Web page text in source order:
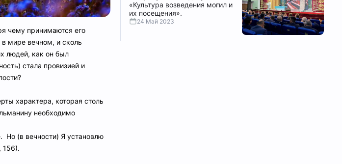
чему принимаются его
в мире вечном, и сколь
людей, как он был
стала провизией и
характера, которая столь
необходимо
156).
«Культура возведения могил и
их посещения».
24 Май 2023